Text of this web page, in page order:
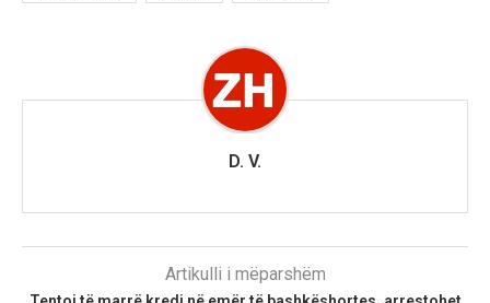
D. V.
Artikulli i mëparshëm